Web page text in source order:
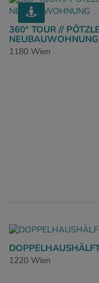
360° TOUR //
NEUBAUWOHNUNG
1180 Wien
1220 Wien